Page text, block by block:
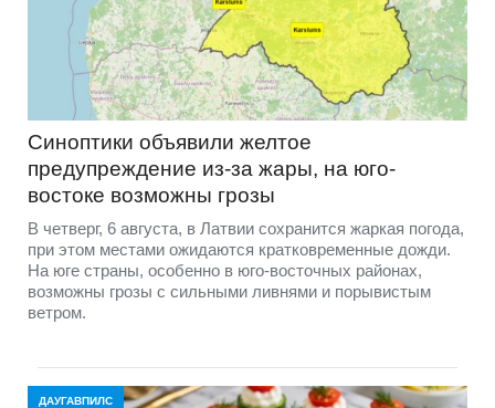
Синоптики объявили желтое
предупреждение из-за жары, на юго-
востоке возможны грозы
В четверг, 6 августа, в Латвии сохранится жаркая погода,
при этом местами ожидаются кратковременные дожди.
На юге страны, особенно в юго-восточных районах,
возможны грозы с сильными ливнями и порывистым
ветром.
ДАУГАВПИЛС